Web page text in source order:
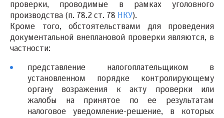
проверки, проводимые в рамках уголовного
производства (п. 78.2 ст. 78 НКУ).
Кроме того, обстоятельствами для проведения
документальной внеплановой проверки являются, в
частности:
представление налогоплательщиком в
установленном порядке контролирующему
органу возражения к акту проверки или
жалобы на принятое по ее результатам
налоговое уведомление-решение, в которых